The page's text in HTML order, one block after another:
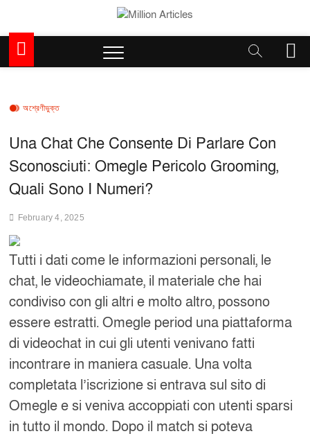
contentMillion Articles
M
e
অশ্রেণীভুক্ত
Una Chat Che Consente Di Parlare Con
Sconosciuti: Omegle Pericolo Grooming,
Quali Sono I Numeri?
February 4, 2025
Tutti i dati come le informazioni personali, le
chat, le videochiamate, il materiale che hai
condiviso con gli altri e molto altro, possono
essere estratti. Omegle period una piattaforma
di videochat in cui gli utenti venivano fatti
incontrare in maniera casuale. Una volta
completata l’iscrizione si entrava sul sito di
Omegle e si veniva accoppiati con utenti sparsi
in tutto il mondo. Dopo il match si poteva